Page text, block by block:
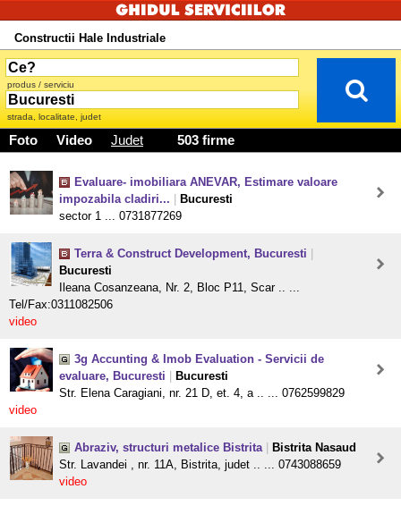
Constructii Hale Industriale
produs / serviciu
strada, localitate, judet
Foto Video Judet 503 firme
Evaluare- imobiliara ANEVAR, Estimare valoare
impozabila cladiri...
Bucuresti
sector 1 ... 0731877269
Terra & Construct Development, Bucuresti
Bucuresti
Ileana Cosanzeana, Nr. 2, Bloc P11, Scar .. ...
Tel/Fax:0311082506
video
3g Accunting & Imob Evaluation - Servicii de
evaluare, Bucuresti
Bucuresti
Str. Elena Caragiani, nr. 21 D, et. 4, a .. ... 0762599829
video
Abraziv, structuri metalice Bistrita
Bistrita Nasaud
Str. Lavandei , nr. 11A, Bistrita, judet .. ... 0743088659
video